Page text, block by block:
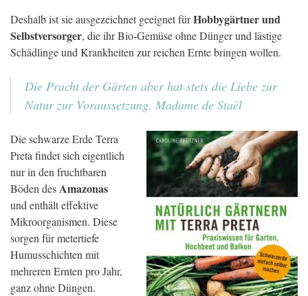
Deshalb ist sie ausgezeichnet geeignet fürHobbygärtner und
Selbstversorger, die ihr Bio-Gemüse ohne Dünger und lästige
Schädlinge und Krankheiten zur reichen Ernte bringen wollen.
Die Pracht der Gärten aber hat stets die Liebe zur
Natur zur Voraussetzung. Madame de Staël
Die schwarze Erde Terra
Preta findet sich eigentlich
nur in den fruchtbaren
Böden desAmazonas
und enthält effektive
Mikroorganismen. Diese
sorgen für metertiefe
Humusschichten mit
mehreren Ernten pro Jahr,
ganz ohne Düngen.